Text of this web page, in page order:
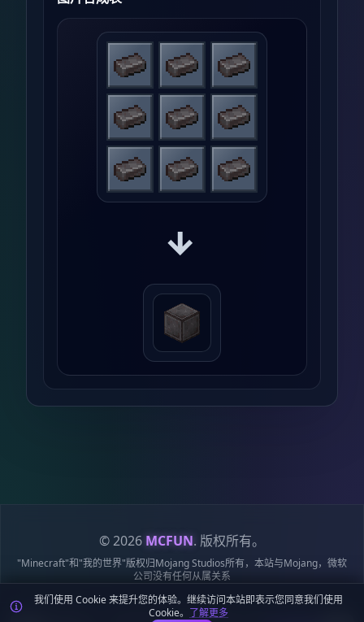
→
© 2026 MCFUN. 版权所有。
"Minecraft"和"我的世界"版权归Mojang Studios所有，本站与Mojang，微软
公司没有任何从属关系
隐私政策服务条款Cookie 政策站点地图鄂ICP备19018284号-6
我们使用 Cookie 来提升您的体验。继续访问本站即表示您同意我们使用
Cookie。 了解更多